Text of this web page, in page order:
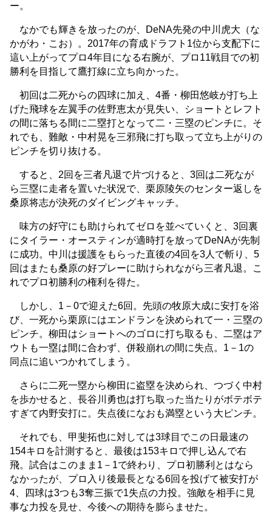
ー。
なかでも輝きを放ったのが、DeNA先発の中川虎大（な
かがわ・こお）。2017年の育成ドラフト1位から支配下に
這い上がってプロ4年目になる右腕が、プロ11戦目での初
勝利を目指して鷹打線に立ち向かった。
初回は二死からの四球に加え、4番・柳田悠岐が打ち上
げた飛球を左翼手の佐野恵太が見失い、ショートとレフト
の間に落ちる間に二塁打となって二・三塁のピンチに。そ
れでも、難敵・中村晃を三邪飛に打ち取って立ち上がりの
ピンチを切り抜ける。
すると、2回を三者凡退で片づけると、3回は二死なが
ら三塁に走者を置いた状況で、栗原陵矢のセンター返しを
桑原将志が決死のダイビングキャッチ。
味方の好守にも助けられてゼロを並べていくと、3回裏
にタイラー・オースティンが適時打を放ってDeNAが先制
に成功。中川は援護をもらった直後の4回を3人で斬り、5
回はまたも桑原の好プレーに助けられながら三者凡退。こ
れでプロ初勝利の権利を得た。
しかし、1－0で迎えた6回。先頭の牧原大成に安打を浴
び、一死から栗原にはエンドランを決められて一・三塁の
ピンチ。柳田はショートへのゴロに打ち取るも、二塁はア
ウトも一塁は間に合わず、併殺崩れの間に失点。1－1の
同点に追いつかれてしまう。
さらに二死一塁から柳田に盗塁を決められ、つづく中村
を歩かせると、長谷川勇也は打ち取った当たりがボテボテ
すぎて内野安打に。失点後になおも満塁という大ピンチ。
それでも、甲斐拓也に対しては3球目でこの日最速の
154キロを計測すると、最後は153キロで押し込んで右
飛。試合はこのまま1－1で終わり、プロ初勝利とはなら
なかったが、プロ入り後最長となる6回を投げて被安打が
4、四球は3つも3奪三振で1失点の力投。強敵を相手に見
事な力投を見せ、今後への期待を膨らませた。